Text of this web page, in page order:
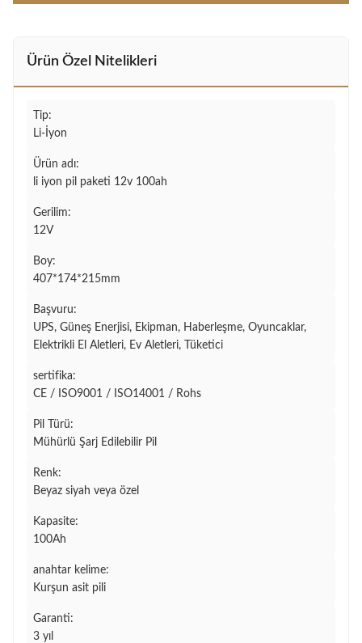
Ürün Özel Nitelikleri
Tip:
Li-İyon
Ürün adı:
li iyon pil paketi 12v 100ah
Gerilim:
12V
Boy:
407*174*215mm
Başvuru:
UPS, Güneş Enerjisi, Ekipman, Haberleşme, Oyuncaklar,
Elektrikli El Aletleri, Ev Aletleri, Tüketici
sertifika:
CE / ISO9001 / ISO14001 / Rohs
Pil Türü:
Mühürlü Şarj Edilebilir Pil
Renk:
Beyaz siyah veya özel
Kapasite:
100Ah
anahtar kelime:
Kurşun asit pili
Garanti:
3 yıl